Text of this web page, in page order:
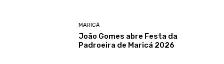
MARICÁ
João Gomes abre Festa da
Padroeira de Maricá 2026